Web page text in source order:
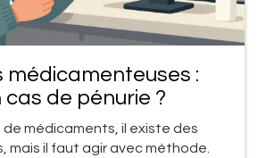
:
de pénurie ?
de médicaments, il existe des
mais il faut agir avec méthode.